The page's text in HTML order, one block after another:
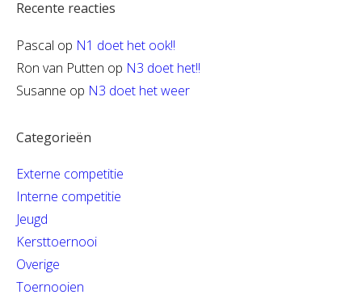
Recente reacties
Pascal op N1 doet het ook!!
Ron van Putten op N3 doet het!!
Susanne op N3 doet het weer
Categorieën
Externe competitie
Interne competitie
Jeugd
Kersttoernooi
Overige
Toernooien